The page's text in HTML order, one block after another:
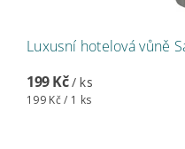
Luxusní hotelová vůně
199 Kč/ ks
199 Kč / 1 ks